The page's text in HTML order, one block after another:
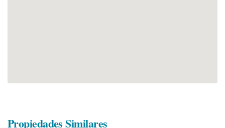
Propiedades Similares